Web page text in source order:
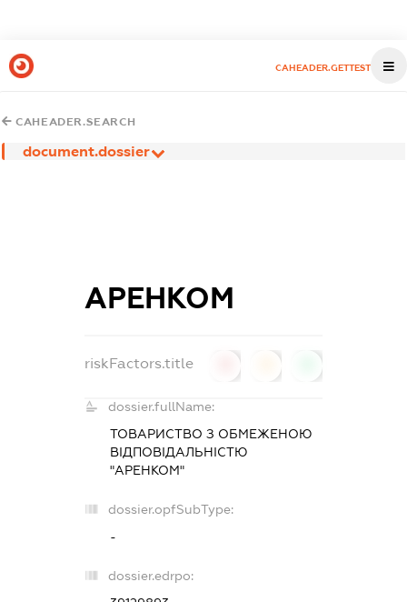
CAHEADER.GETTEST
CAHEADER.SEARCH
document.dossier
АРЕНКОМ
riskFactors.title
dossier.fullName:
ТОВАРИСТВО З ОБМЕЖЕНОЮ
ВІДПОВІДАЛЬНІСТЮ
"АРЕНКОМ"
dossier.opfSubType:
-
dossier.edrpo: